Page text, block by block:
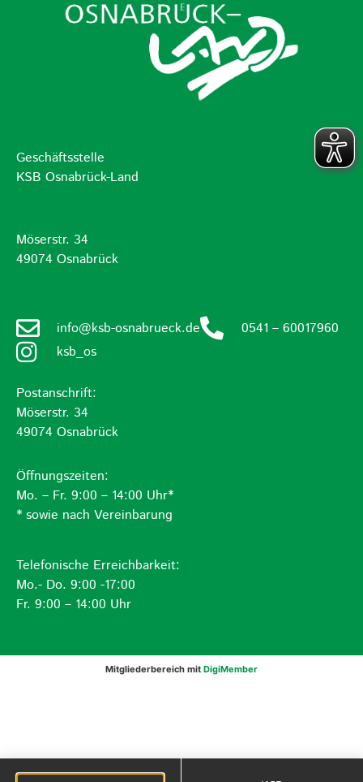
Geschäftsstelle
KSB Osnabrück-Land
Möserstr. 34
49074 Osnabrück
info@ksb-osnabrueck.de
0541 – 60017960
ksb_os
Postanschrift:
Möserstr. 34
49074 Osnabrück
Öffnungszeiten:
Mo. – Fr. 9:00 – 14:00 Uhr*
* sowie nach Vereinbarung
Telefonische Erreichbarkeit:
Mo.- Do. 9:00 -17:00
Fr. 9:00 – 14:00 Uhr
Mitgliederbereich mit DigiMember